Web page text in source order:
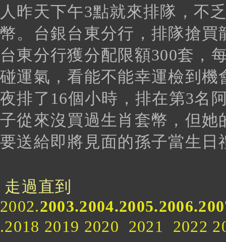
人昨天下午3點就來排隊，不
幣。台銀台東分行，排隊搶
台東分行獲分配限額300套，
碰運氣，看能不能幸運檢到
夜排了16個小時，排在第3名
子從來沒買過生肖套幣，但
要送給即將見面的孫子當生日
走過直到
2002.
.2018 2019 2020 2021 2022